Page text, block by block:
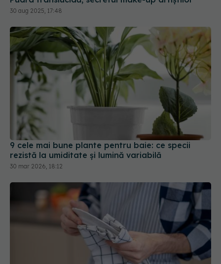
30 aug 2025, 17:48
9 cele mai bune plante pentru baie: ce specii
rezistă la umiditate și lumină variabilă
30 mar 2026, 18:12